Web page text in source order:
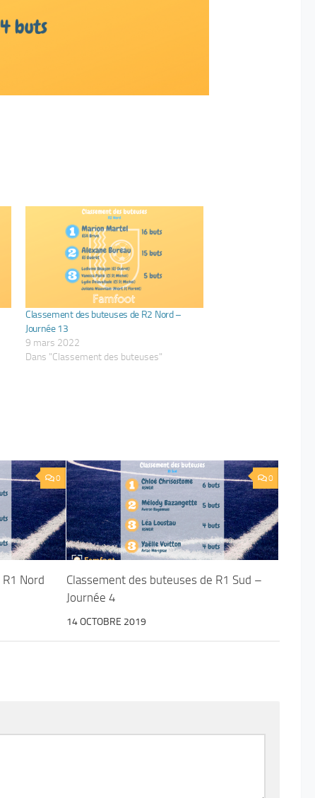
Classement des buteuses de R2 Nord –
Journée 13
9 mars 2022
Dans "Classement des buteuses"
0
Nord
0
Classement des buteuses de R1 Sud –
Journée 4
14 OCTOBRE 2019